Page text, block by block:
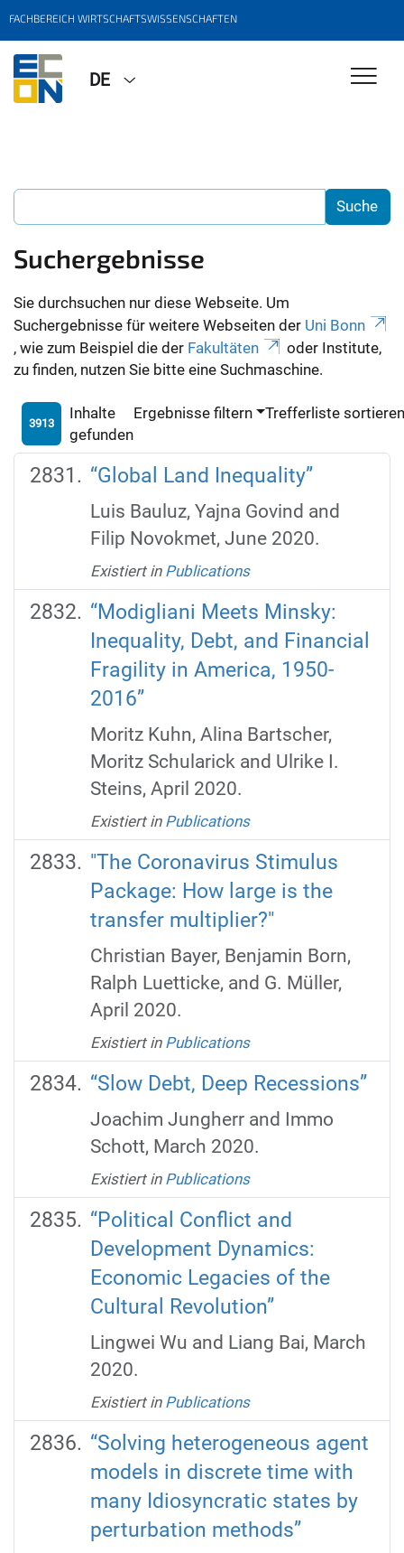
FACHBEREICH WIRTSCHAFTSWISSENSCHAFTEN
DE
Suchergebnisse
Sie durchsuchen nur diese Webseite. Um
Suchergebnisse für weitere Webseiten der Uni Bonn
, wie zum Beispiel die der Fakultäten
oder Institute,
zu finden, nutzen Sie bitte eine Suchmaschine.
3913
Inhalte
gefunden
Ergebnisse filtern Trefferliste
“Global Land Inequality”
Luis Bauluz, Yajna Govind and
Filip Novokmet, June 2020.
Existiert in Publications
“Modigliani Meets Minsky:
Inequality, Debt, and Financial
Fragility in America, 1950-
2016”
Moritz Kuhn, Alina Bartscher,
Moritz Schularick and Ulrike I.
Steins, April 2020.
Existiert in Publications
"The Coronavirus Stimulus
Package: How large is the
transfer multiplier?"
Christian Bayer, Benjamin Born,
Ralph Luetticke, and G. Müller,
April 2020.
Existiert in Publications
“Slow Debt, Deep Recessions”
Joachim Jungherr and Immo
Schott, March 2020.
Existiert in Publications
“Political Conflict and
Development Dynamics:
Economic Legacies of the
Cultural Revolution”
Lingwei Wu and Liang Bai, March
2020.
Existiert in Publications
“Solving heterogeneous agent
models in discrete time with
many Idiosyncratic states by
perturbation methods”